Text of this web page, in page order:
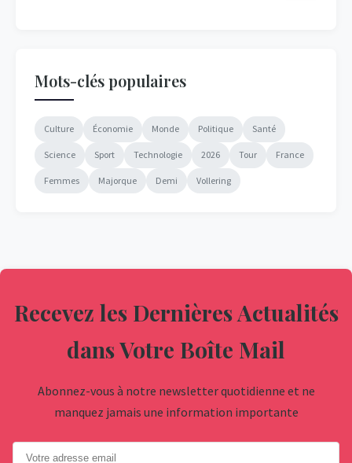
Mots-clés populaires
Culture Économie Monde Politique Santé
Science Sport Technologie 2026 Tour France
Femmes Majorque Demi Vollering
Recevez les Dernières Actualités
dans Votre Boîte Mail
Abonnez-vous à notre newsletter quotidienne et ne
manquez jamais une information importante